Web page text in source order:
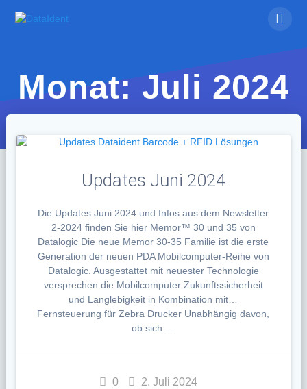
Monat:Juli 2024
Updates Juni 2024
Die Updates Juni 2024 und Infos aus dem Newsletter
2-2024 finden Sie hier Memor™ 30 und 35 von
Datalogic Die neue Memor 30-35 Familie ist die erste
Generation der neuen PDA Mobilcomputer-Reihe von
Datalogic. Ausgestattet mit neuester Technologie
versprechen die Mobilcomputer Zukunftssicherheit
und Langlebigkeit in Kombination mit…
Fernsteuerung für Zebra Drucker Unabhängig davon,
ob sich …
0 2. Juli 2024